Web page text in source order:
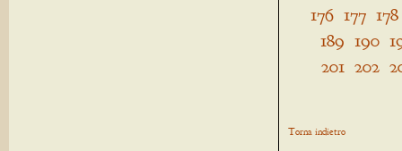
176 177 178
189 190
201 202
Torna indietro